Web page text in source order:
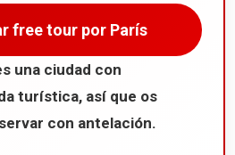
free tour por París
una ciudad con
turística, así que os
con antelación.